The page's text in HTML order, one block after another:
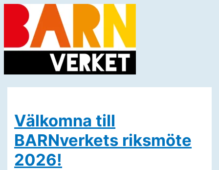
Hoppa
innehåll
Välkomna till
BARNverkets riksmöte
2026!